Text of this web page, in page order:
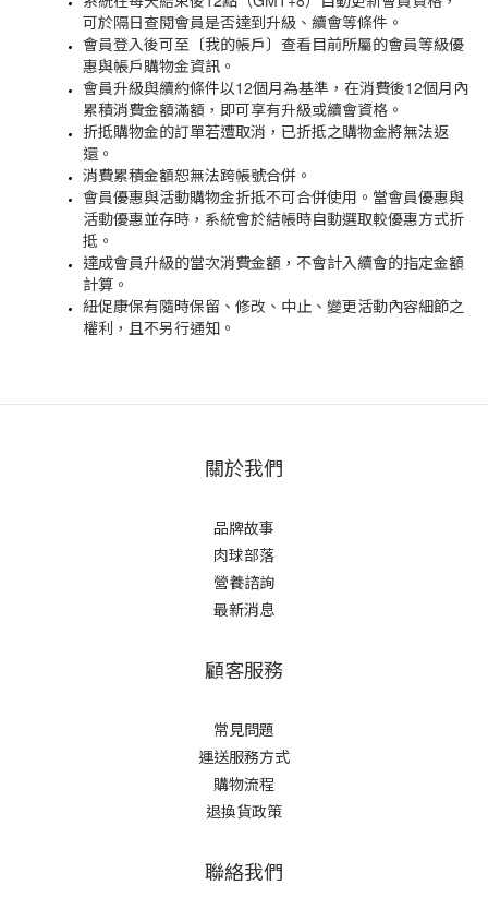
可於隔日查閱會員是否達到升級、續會等條件。
會員登入後可至〔我的帳戶〕查看目前所屬的會員等級優
惠與帳戶購物金資訊。
會員升級與續約條件以12個月為基準，在消費後12個月內
累積消費金額滿額，即可享有升級或續會資格。
折抵購物金的訂單若遭取消，已折抵之購物金將無法返
還。
消費累積金額恕無法跨帳號合併。
會員優惠與活動購物金折抵不可合併使用。當會員優惠與
活動優惠並存時，系統會於結帳時自動選取較優惠方式折
抵。
達成會員升級的當次消費金額，不會計入續會的指定金額
計算。
紐促康保有隨時保留、修改、中止、變更活動內容細節之
權利，且不另行通知。
關於我們
品牌故事
肉球部落
營養諮詢
最新消息
顧客服務
常見問題
運送服務方式
購物流程
退換貨政策
聯絡我們